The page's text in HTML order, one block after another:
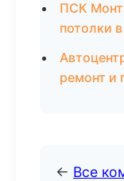
ПСК
потолки
ремонт и
← Все